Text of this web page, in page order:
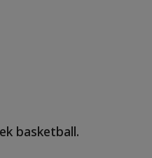
basketball.